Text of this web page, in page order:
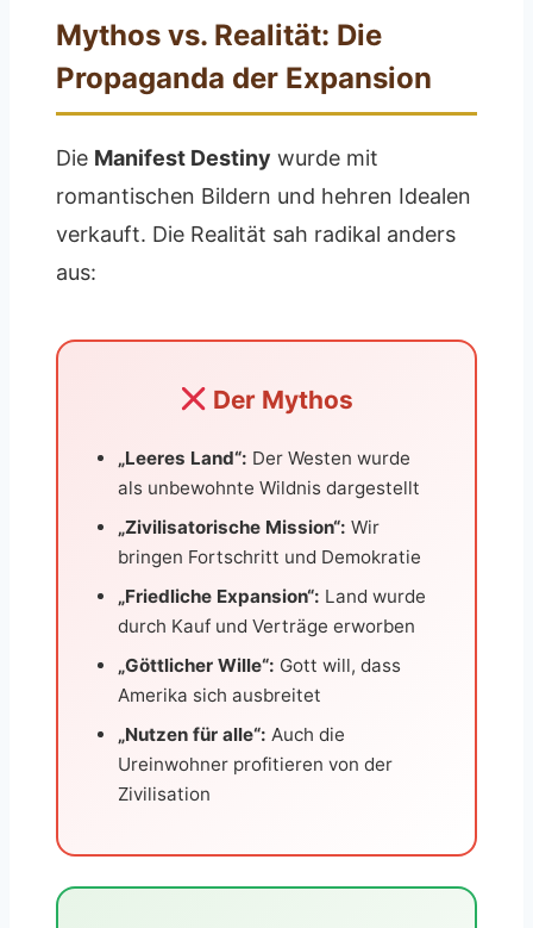
Mythos vs. Realität: Die
Propaganda der Expansion
Die Manifest Destiny wurde mit
romantischen Bildern und hehren Idealen
verkauft. Die Realität sah radikal anders
aus:
Der Mythos
„Leeres Land“: Der Westen wurde
als unbewohnte Wildnis dargestellt
„Zivilisatorische Mission“: Wir
bringen Fortschritt und Demokratie
„Friedliche Expansion“: Land wurde
durch Kauf und Verträge erworben
„Göttlicher Wille“: Gott will, dass
Amerika sich ausbreitet
„Nutzen für alle“: Auch die
Ureinwohner profitieren von der
Zivilisation